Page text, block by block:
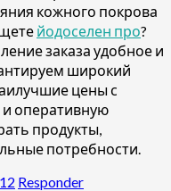
кожного покрова
йодоселен про?
заказа удобное и
широкий
цены с
оперативную
продукты,
потребности.
Responder